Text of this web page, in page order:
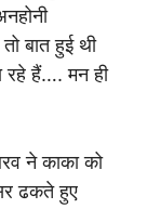
बात हुई थी
रहे हैं…. मन ही
ने काका को
ढकते हुए